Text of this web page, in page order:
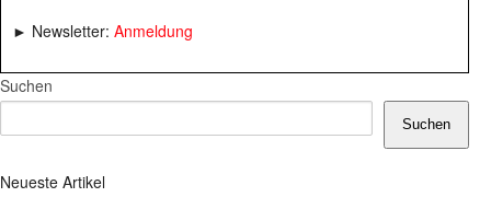
► Newsletter: Anmeldung
Suchen
Suchen
Neueste Artikel